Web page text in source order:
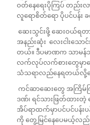
ဝတ်နေရေးပိုကြပ် တည်း
လူရောစိတ်ရော ပိုပင်ပ
ဆေးသွင်းဖို့ ဆေးဝယ်ရ
အနည်းဆုံး လေးငါးသေ
တယ်။ ဒီပမာဏက သာမ
လက်လုပ်လက်စားတွေမှာတော့
သံသရာလည်နေရတယ်လို့ပြ
ကင်ဆာဆေးတွေ အကြိမ်
ဒဏ်၊ ရင်သားဖြတ်ထားတဲ့
အိပ်ရာထက်မှာပင်ပင်ပန်းပ
ကို တွေ့မြင်နေပေမယ့်လည်